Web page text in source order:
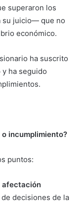
superaron los
su juicio― que no
económico.
ha suscrito
ha seguido
incumplimiento?
puntos:
afectación
decisiones de la